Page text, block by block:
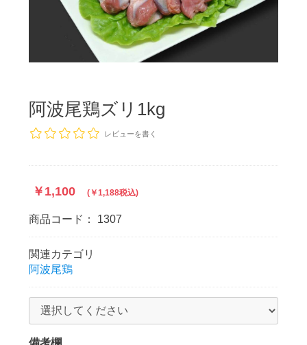
阿波尾鶏ズリ1kg
レビューを書く
￥1,100 (￥1,188税込)
商品コード： 1307
関連カテゴリ
阿波尾鶏